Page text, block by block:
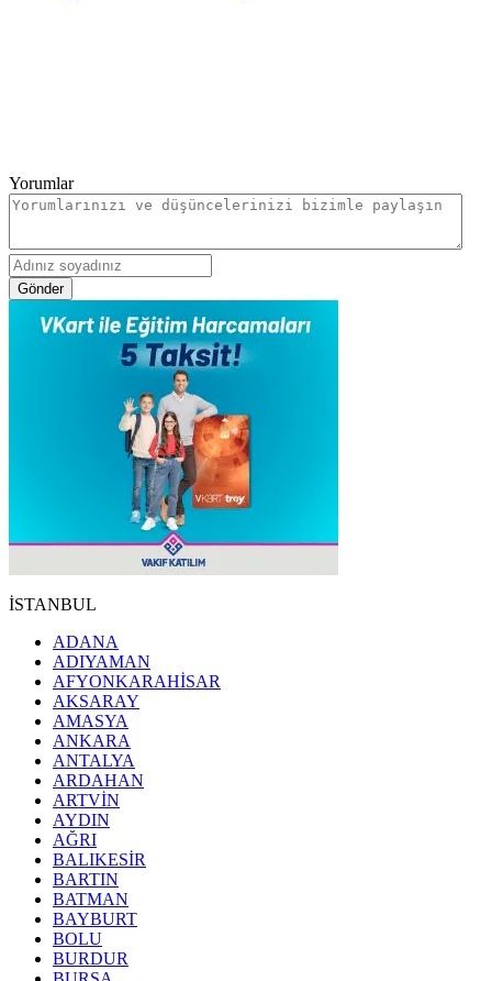
Yorumlar
Gönder
İSTANBUL
ADANA
ADIYAMAN
AFYONKARAHİSAR
AKSARAY
AMASYA
ANKARA
ANTALYA
ARDAHAN
ARTVİN
AYDIN
AĞRI
BALIKESİR
BARTIN
BATMAN
BAYBURT
BOLU
BURDUR